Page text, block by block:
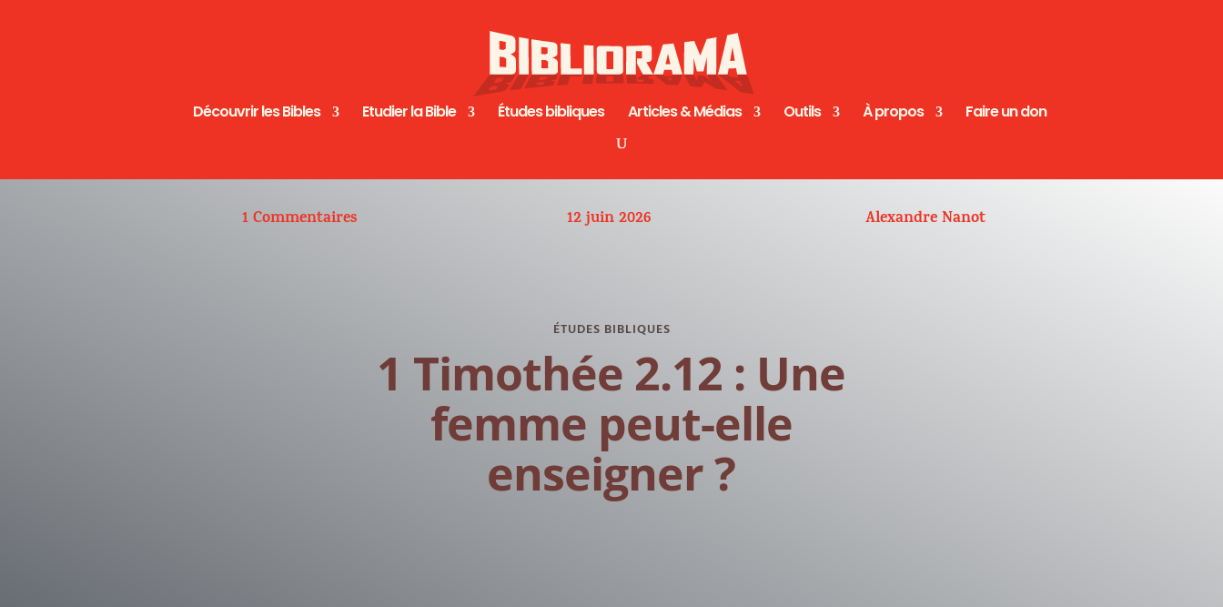
Découvrir les Bibles Etudier la Bible Études bibliques Articles & Médias Outils À propos Faire un don
1 Commentaires 12 juin 2026 Alexandre Nanot
ÉTUDES BIBLIQUES
1 Timothée 2.12 : Une
femme peut-elle
enseigner ?